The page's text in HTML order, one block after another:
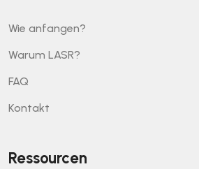
Wie anfangen?
Warum LASR?
FAQ
Kontakt
Ressourcen